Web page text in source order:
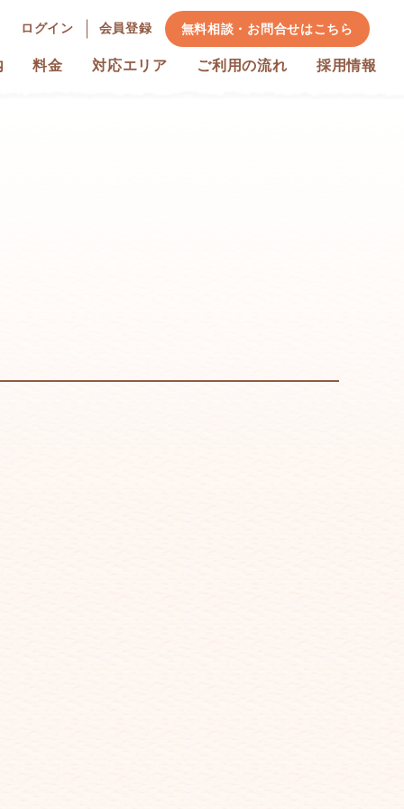
ログイン 会員登録 無料相談・お問合せはこちら
料金 対応エリア ご利用の流れ 採用情報